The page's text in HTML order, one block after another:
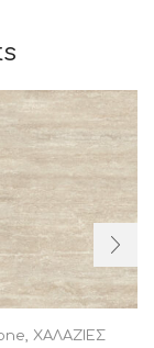
ΧΑΛΑΖΙΕΣ